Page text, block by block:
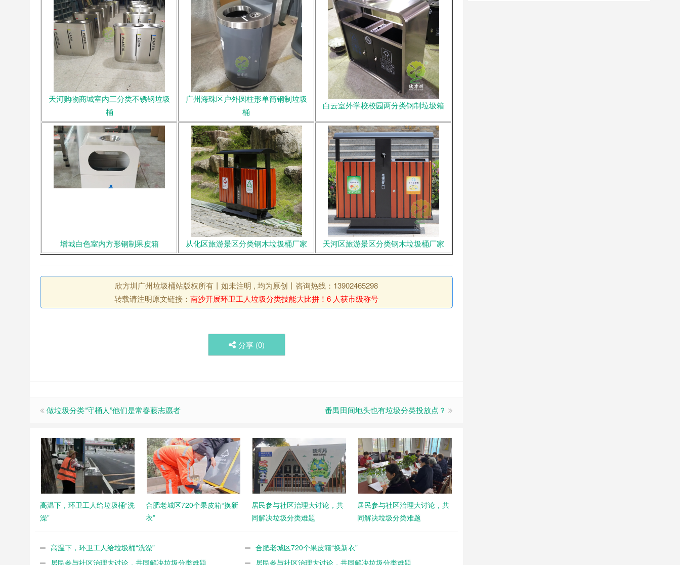
天河购物商城室内三分类不锈钢垃圾
桶
广州海珠区户外圆柱形单筒钢制垃圾
桶
白云室外学校校园两分类钢制垃圾箱
增城白色室内方形钢制果皮箱 从化区旅游景区分类钢木垃圾桶厂家 天河区旅游景区分类钢木垃圾桶厂家
欣方圳广州垃圾桶站版权所有丨如未注明 , 均为原创丨咨询热线：13902465298
转载请注明原文链接： 南沙开展环卫工人垃圾分类技能大比拼！6 人获市级称号
分享 (0)
做垃圾分类“守桶人”他们是常春藤志愿者 番禺田间地头也有垃圾分类投放点？
高温下，环卫工人给垃圾桶“洗
澡”
合肥老城区720个果皮箱“换新
衣”
居民参与社区治理大讨论，共
同解决垃圾分类难题
居民参与社区治理大讨论，共
同解决垃圾分类难题
高温下，环卫工人给垃圾桶“洗澡”
合肥老城区720个果皮箱“换新衣”
居民参与社区治理大讨论，共同解决垃圾分类难题
居民参与社区治理大讨论，共同解决垃圾分类难题